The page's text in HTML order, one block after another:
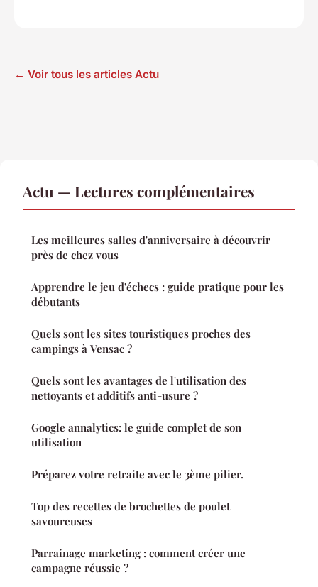
← Voir tous les articles Actu
Actu — Lectures complémentaires
Les meilleures salles d'anniversaire à découvrir
près de chez vous
Apprendre le jeu d'échecs : guide pratique pour les
débutants
Quels sont les sites touristiques proches des
campings à Vensac ?
Quels sont les avantages de l'utilisation des
nettoyants et additifs anti-usure ?
Google annalytics: le guide complet de son
utilisation
Préparez votre retraite avec le 3ème pilier.
Top des recettes de brochettes de poulet
savoureuses
Parrainage marketing : comment créer une
campagne réussie ?